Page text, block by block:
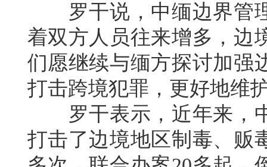
罗干说，中缅边界管理
着双方人员往来增多，边
们愿继续与缅方探讨加强
打击跨境犯罪，更好地维
罗干表示，近年来，中
打击了边境地区制毒、贩